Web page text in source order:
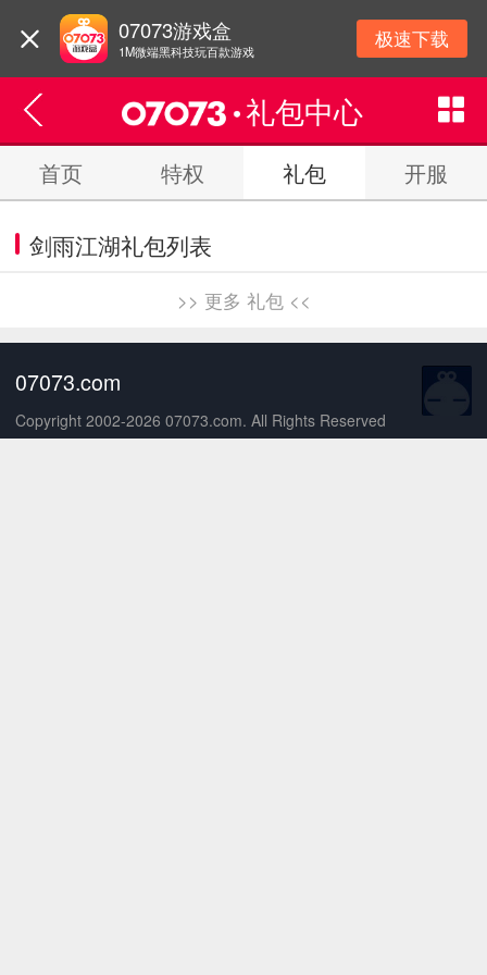
07073游戏盒
1M微端黑科技玩百款游戏 极速下载
礼包中心
首页 特权 礼包 开服
剑雨江湖礼包列表
>> 更多 礼包 <<
07073.com
Copyright 2002-2026 07073.com. All Rights Reserved